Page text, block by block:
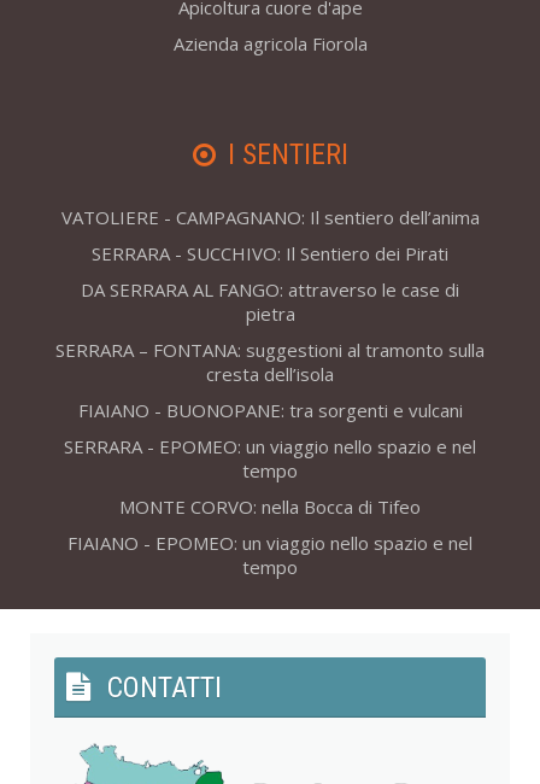
Apicoltura cuore d'ape
Azienda agricola Fiorola
I SENTIERI
VATOLIERE - CAMPAGNANO: Il sentiero dell’anima
SERRARA - SUCCHIVO: Il Sentiero dei Pirati
DA SERRARA AL FANGO: attraverso le case di
pietra
SERRARA – FONTANA: suggestioni al tramonto sulla
cresta dell’isola
FIAIANO - BUONOPANE: tra sorgenti e vulcani
SERRARA - EPOMEO: un viaggio nello spazio e nel
tempo
MONTE CORVO: nella Bocca di Tifeo
FIAIANO - EPOMEO: un viaggio nello spazio e nel
tempo
CONTATTI